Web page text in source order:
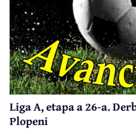
Liga A, etapa a 26-a.
Plopeni